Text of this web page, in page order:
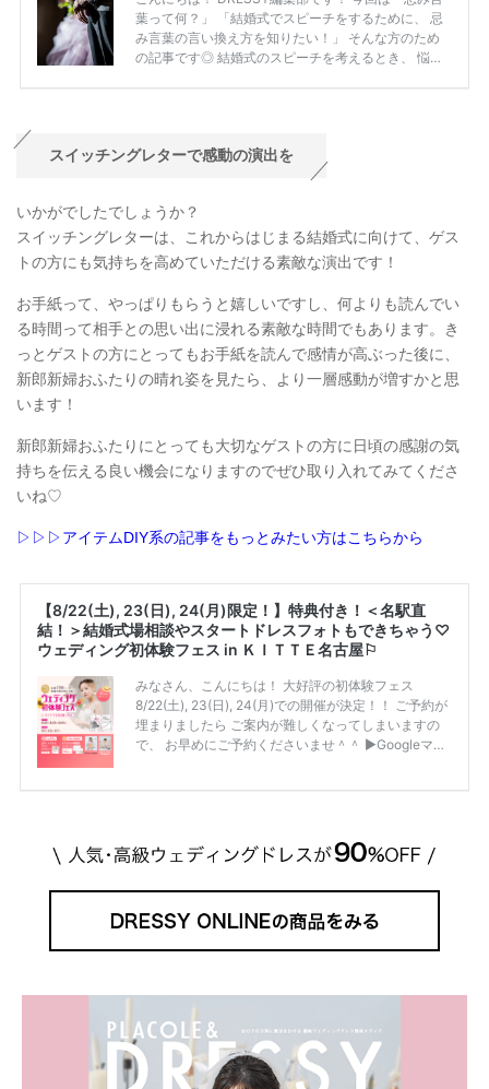
スイッチングレターで感動の演出を
いかがでしたでしょうか？
スイッチングレターは、これからはじまる結婚式に向けて、ゲス
トの方にも気持ちを高めていただける素敵な演出です！
お手紙って、やっぱりもらうと嬉しいですし、何よりも読んでい
る時間って相手との思い出に浸れる素敵な時間でもあります。き
っとゲストの方にとってもお手紙を読んで感情が高ぶった後に、
新郎新婦おふたりの晴れ姿を見たら、より一層感動が増すかと思
います！
新郎新婦おふたりにとっても大切なゲストの方に日頃の感謝の気
持ちを伝える良い機会になりますのでぜひ取り入れてみてくださ
いね♡
▷▷▷アイテムDIY系の記事をもっとみたい方はこちらから